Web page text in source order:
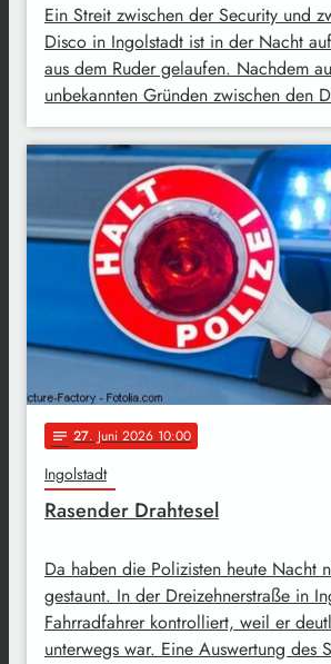
Ein Streit zwischen der Security und
Disco in Ingolstadt ist in der Nacht
aus dem Ruder gelaufen. Nachdem
unbekannten Gründen zwischen den
notes 27. Juni 2026 10:00
Ingolstadt
Rasender Drahtesel
Da haben die Polizisten heute Nacht
gestaunt. In der Dreizehnerstraße in
Fahrradfahrer kontrolliert, weil er
unterwegs war. Eine Auswertung des